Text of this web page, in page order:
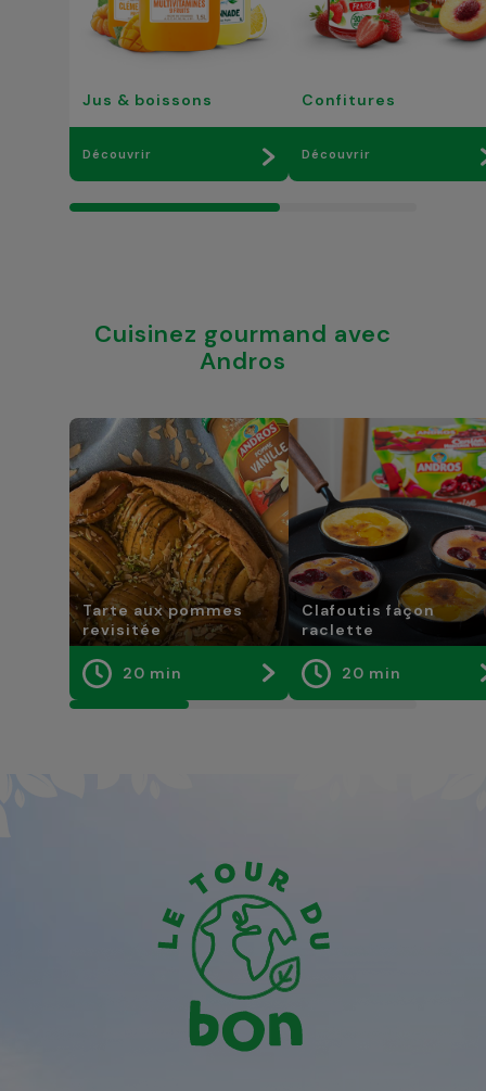
Jus & boissons
Découvrir
Confitures
Découvrir
Cuisinez gourmand avec
Andros
Tarte aux pommes
revisitée
20 min
Clafoutis façon
raclette
20 min